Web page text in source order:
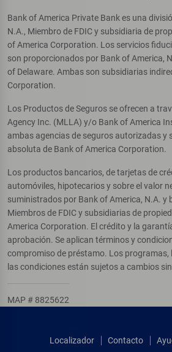
Bank of America Private Bank es una
N.A., Miembro de FDIC y subsidiaria de
of America Corporation. Los servicios
son proporcionados por Bank of America,
of Delaware. Ambas son subsidiarias
Corporation.
Los Productos de Seguros se ofrecen a
Agency Inc. (MLLA) y/o Bank of America
ambas agencias de seguros autorizadas y
absoluta de Bank of America Corporation.
Los productos bancarios, de tarjetas de
automóviles, hipotecarios y sobre el valor
suministrados por Bank of America, N.A. y
Miembros de FDIC y subsidiarias de
America Corporation. El crédito y la
aprobación. Se aplican términos y
compromiso de préstamo. Los programas,
las condiciones están sujetos a cambios
MAP # 8825622
Localizador Contacto